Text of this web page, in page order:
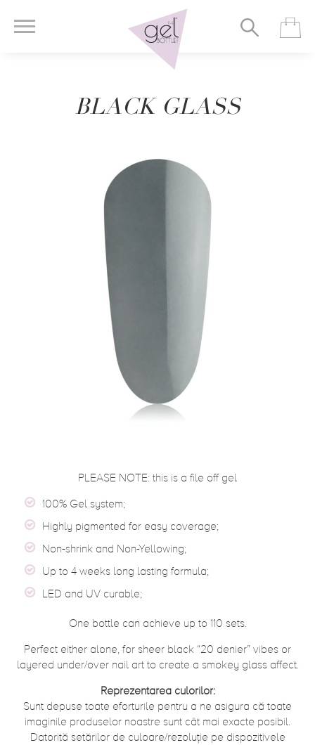
BLACK GLASS
PLEASE NOTE: this is a file off gel
100% Gel system;
Highly pigmented for easy coverage;
Non-shrink and Non-Yellowing;
Up to 4 weeks long lasting formula;
LED and UV curable;
One bottle can achieve up to 110 sets.
Perfect either alone, for sheer black “20 denier” vibes or
layered under/over nail art to create a smokey glass affect.
Reprezentarea culorilor:
Sunt depuse toate eforturile pentru a ne asigura că toate
imaginile produselor noastre sunt cât mai exacte posibil.
Datorită setărilor de culoare/rezoluție pe dispozitivele